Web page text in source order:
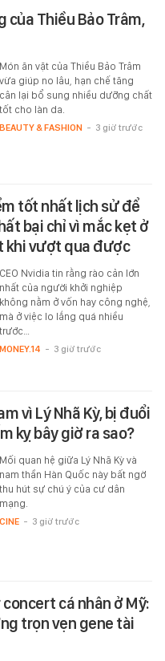
Thiều Bảo Trâm,
Món ăn vặt của Thiều Bảo Trâm
vừa giúp no lâu, hạn chế tăng
cân lại bổ sung nhiều dưỡng chất
tốt cho làn da.
BEAUTY & FASHION - 3 giờ trước
tốt nhất lịch sử để
bại chỉ vì mắc kẹt ở
khi vượt qua được
CEO Nvidia tin rằng rào cản lớn
nhất của người khởi nghiệp
không nằm ở vốn hay công nghệ,
mà ở việc lo lắng quá nhiều
trước…
MONEY.14 - 3 giờ trước
vì Lý Nhã Kỳ, bị đuổi
kỵ bây giờ ra sao?
Mối quan hệ giữa Lý Nhã Kỳ và
nam thần Hàn Quốc này bất ngờ
thu hút sự chú ý của cư dân
mạng.
CINE - 3 giờ trước
cá nhân ở Mỹ:
trọn vẹn gene tài